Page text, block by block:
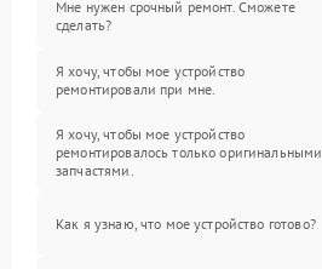
Мне нужен срочный ремонт. Сможете
сделать?
Я хочу, чтобы мое устройство
ремонтировали при мне.
Я хочу, чтобы мое устройство
ремонтировалось только оригинальными
запчастями.
Как я узнаю, что мое устройство готово?